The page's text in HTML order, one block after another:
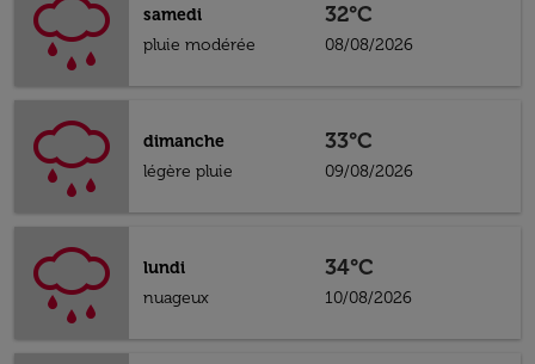
samedi
pluie modérée
32°C
08/08/2026
dimanche
légère pluie
33°C
09/08/2026
lundi
nuageux
34°C
10/08/2026